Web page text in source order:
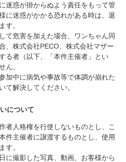
迷惑が掛からぬよう責任をもって管
に迷惑がかかる恐れがある時は、退
す。
て危害を加えた場合、ワンちゃん同
、株式会社PECO、株式会社マザー
る者（以下、「本件主催者」とい
ん。
加中に病気や事故等で体調が崩れた
て解決してください。
について
者人格権を行使しないものとし、こ
件主催者に譲渡するものとし、使用
す。
に撮影した写真、動画、お客様から